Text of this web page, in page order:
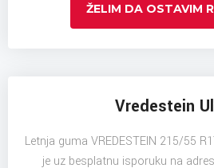
ŽELIM DA OSTAVIM
Vredestein
Letnja guma VREDESTEIN 215/55
je uz besplatnu isporuku na